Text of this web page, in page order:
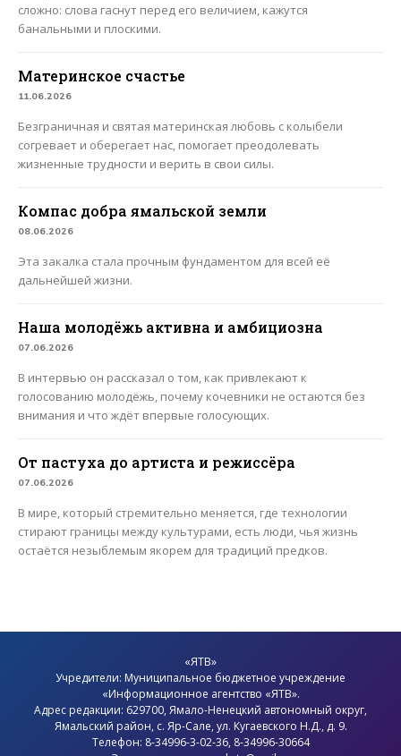
сложно: слова гаснут перед его величием, кажутся
банальными и плоскими.
Материнское счастье
11.06.2026
Безграничная и святая материнская любовь с колыбели
согревает и оберегает нас, помогает преодолевать
жизненные трудности и верить в свои силы.
Компас добра ямальской земли
08.06.2026
Эта закалка стала прочным фундаментом для всей её
дальнейшей жизни.
Наша молодёжь активна и амбициозна
07.06.2026
В интервью он рассказал о том, как привлекают к
голосованию молодёжь, почему кочевники не остаются без
внимания и что ждёт впервые голосующих.
От пастуха до артиста и режиссёра
07.06.2026
В мире, который стремительно меняется, где технологии
стирают границы между культурами, есть люди, чья жизнь
остаётся незыблемым якорем для традиций предков.
«ЯТВ»
Учредители: Муниципальное бюджетное учреждение
«Информационное агентство «ЯТВ».
Адрес редакции: 629700, Ямало-Ненецкий автономный округ,
Ямальский район, с. Яр-Сале, ул. Кугаевского Н.Д., д. 9.
Телефон: 8-34996-3-02-36, 8-34996-30664